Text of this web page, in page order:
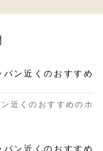
ン近くのおすすめ
近くのおすすめのホ
ン近くのおすすめ